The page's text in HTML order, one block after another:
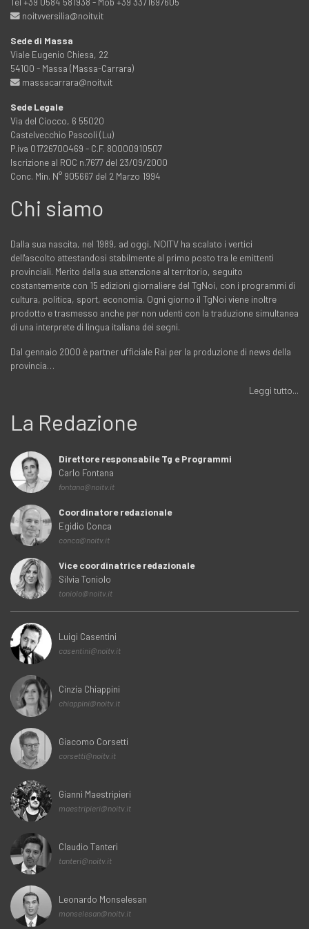
noitvversilia@noitv.it
Sede di Massa
Viale Eugenio Chiesa, 22
54100 - Massa (Massa-Carrara)
massacarrara@noitv.it
Sede Legale
Via del Ciocco, 6 55020
Castelvecchio Pascoli (Lu)
P.iva 01726700469 - C.F. 80000910507
Iscrizione al ROC n.7677 del 23/09/2000
Conc. Min. N° 905667 del 2 Marzo 1994
Chi siamo
Dalla sua nascita, nel 1989, ad oggi, NOITV ha scalato i vertici
dell'ascolto attestandosi stabilmente al primo posto tra le emittenti
provinciali. Merito della sua attenzione al territorio, seguito
costantemente con 15 edizioni giornaliere del TgNoi, con i programmi di
cultura, politica, sport, economia. Ogni giorno il TgNoi viene inoltre
prodotto e trasmesso anche per non udenti con la traduzione simultanea
di una interprete di lingua italiana dei segni.
Dal gennaio 2000 è partner ufficiale Rai per la produzione di news della
provincia…
Leggi tutto...
La Redazione
Direttore responsabile Tg e Programmi
Carlo Fontana
fontana@noitv.it
Coordinatore redazionale
Egidio Conca
conca@noitv.it
Vice coordinatrice redazionale
Silvia Toniolo
toniolo@noitv.it
Luigi Casentini
casentini@noitv.it
Cinzia Chiappini
chiappini@noitv.it
Giacomo Corsetti
corsetti@noitv.it
Gianni Maestripieri
maestripieri@noitv.it
Claudio Tanteri
tanteri@noitv.it
Leonardo Monselesan
monselesan@noitv.it